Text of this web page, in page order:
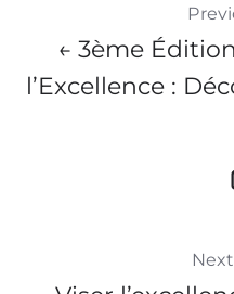
← 3ème
l’Excellence :